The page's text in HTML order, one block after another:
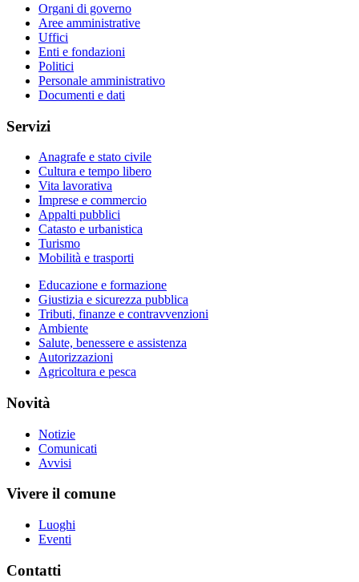
Organi di governo
Aree amministrative
Uffici
Enti e fondazioni
Politici
Personale amministrativo
Documenti e dati
Servizi
Anagrafe e stato civile
Cultura e tempo libero
Vita lavorativa
Imprese e commercio
Appalti pubblici
Catasto e urbanistica
Turismo
Mobilità e trasporti
Educazione e formazione
Giustizia e sicurezza pubblica
Tributi, finanze e contravvenzioni
Ambiente
Salute, benessere e assistenza
Autorizzazioni
Agricoltura e pesca
Novità
Notizie
Comunicati
Avvisi
Vivere il comune
Luoghi
Eventi
Contatti